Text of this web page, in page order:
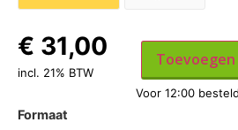
Formaat
€ 31,00
incl. 21% BTW